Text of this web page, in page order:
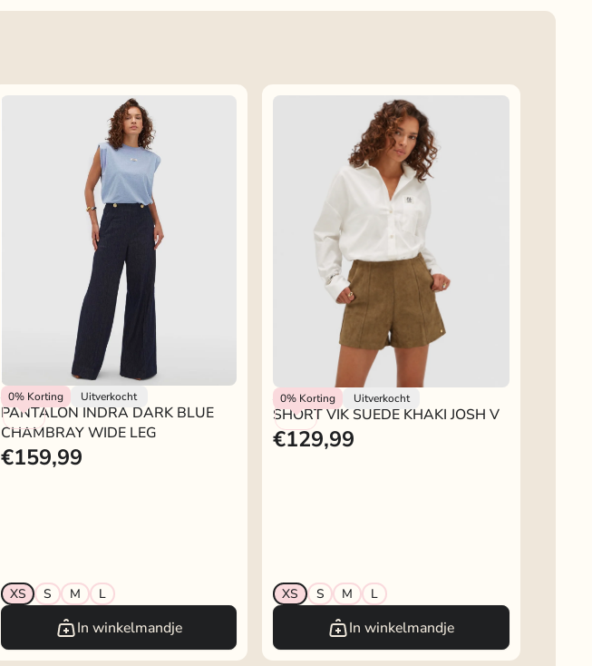
0%Korting Uitverkocht
Josh V
PANTALON INDRA DARK BLUE
CHAMBRAY WIDE LEG
€159,99
XS S M L
In winkelmandje
0%Korting Uitverkocht
Josh V
SHORT VIK SUÈDE KHAKI JOSH V
€129,99
XS S M L
In winkelmandje